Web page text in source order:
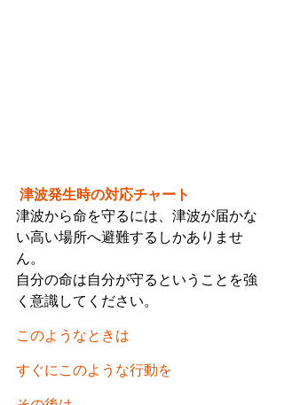
津波発生時の対応チャート
津波から命を守るには、津波が届かな
い高い場所へ避難するしかありませ
ん。
自分の命は自分が守るということを強
く意識してください。
このようなときは
すぐにこのような行動を